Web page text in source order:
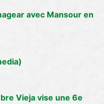
avec Mansour en
Vieja vise une 6e